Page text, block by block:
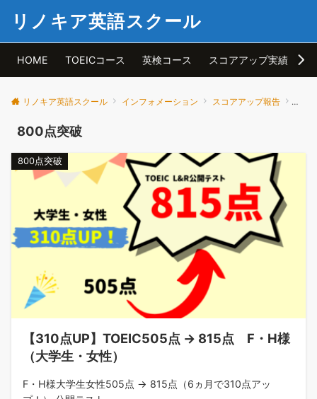
リノキア英語スクール
HOME TOEICコース 英検コース スコアアップ実績
リノキア英語スクール インフォメーション スコアアップ報告 800
800点突破
800点突破
【310点UP】TOEIC505点 → 815点 F・H様
（大学生・女性）
F・H様大学生女性505点 → 815点（6ヵ月で310点アッ